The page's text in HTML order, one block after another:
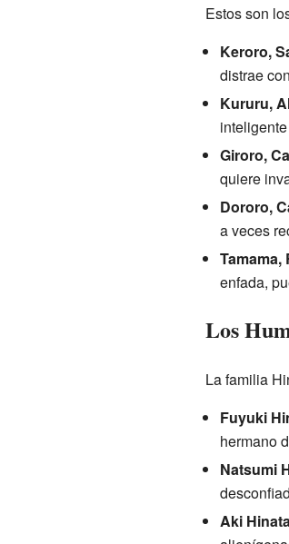
Estos son
Keroro,
distrae
Kururu,
Giroro,
quiere
Dororo,
a veces
Tamama,
enfada,
Los
La familia
Fuyuki
hermano
Natsumi
Aki